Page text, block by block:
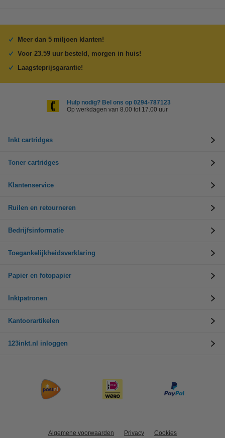
Meer dan 5 miljoen klanten!
Voor 23.59 uur besteld, morgen in huis!
Laagsteprijsgarantie!
Hulp nodig? Bel ons op 0294-787123
Op werkdagen van 8.00 tot 17.00 uur
Inkt cartridges
Toner cartridges
Klantenservice
Ruilen en retourneren
Bedrijfsinformatie
Toegankelijkheidsverklaring
Papier en fotopapier
Inktpatronen
Kantoorartikelen
123inkt.nl inloggen
Algemene voorwaarden Privacy Cookies